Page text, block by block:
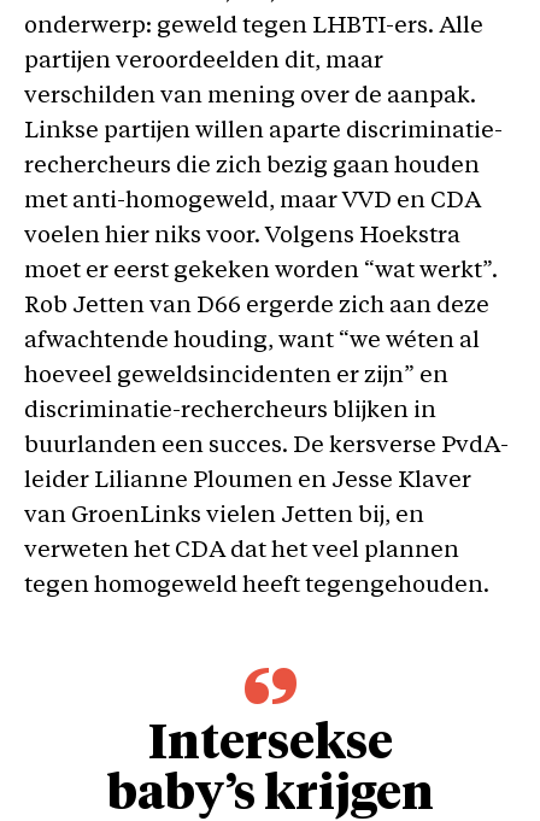
onderwerp: geweld tegen LHBTI-ers. Alle
partijen veroordeelden dit, maar
verschilden van mening over de aanpak.
Linkse partijen willen aparte discriminatie-
rechercheurs die zich bezig gaan houden
met anti-homogeweld, maar VVD en CDA
voelen hier niks voor. Volgens Hoekstra
moet er eerst gekeken worden “wat werkt”.
Rob Jetten van D66 ergerde zich aan deze
afwachtende houding, want “we wéten al
hoeveel geweldsincidenten er zijn” en
discriminatie-rechercheurs blijken in
buurlanden een succes. De kersverse PvdA-
leider Lilianne Ploumen en Jesse Klaver
van GroenLinks vielen Jetten bij, en
verweten het CDA dat het veel plannen
tegen homogeweld heeft tegengehouden.
Intersekse
baby’s krijgen